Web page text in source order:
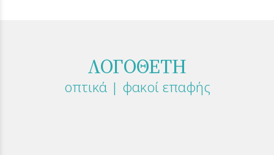
ΛΟΓΟΘΕΤΗ
οπτικά | φακοί επαφής